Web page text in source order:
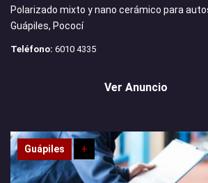
Polarizado mixto y nano cerámico para
Guápiles, Pococí
Teléfono: 6010 4335
Ver Anuncio
Guápiles +